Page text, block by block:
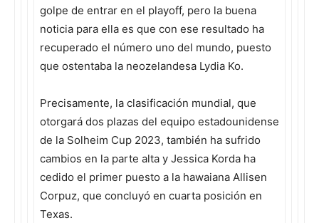
golpe de entrar en el playoff, pero la buena
noticia para ella es que con ese resultado ha
recuperado el número uno del mundo, puesto
que ostentaba la neozelandesa Lydia Ko.
Precisamente, la clasificación mundial, que
otorgará dos plazas del equipo estadounidense
de la Solheim Cup 2023, también ha sufrido
cambios en la parte alta y Jessica Korda ha
cedido el primer puesto a la hawaiana Allisen
Corpuz, que concluyó en cuarta posición en
Texas.